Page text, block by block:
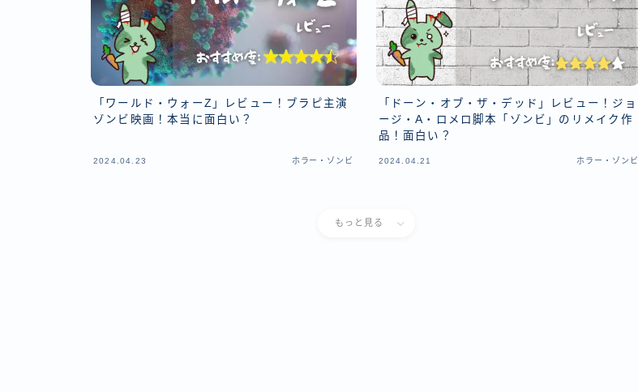
「ワールド・ウォーZ」レビュー！ブラピ主演
ゾンビ映画！本当に面白い？
2024.04.23 ホラー・ゾンビ
「ドーン・オブ・ザ・デッド」レビュー！ジョ
ージ・A・ロメロ脚本「ゾンビ」のリメイク作
品！面白い？
2024.04.21 ホラー・ゾンビ
もっと見る